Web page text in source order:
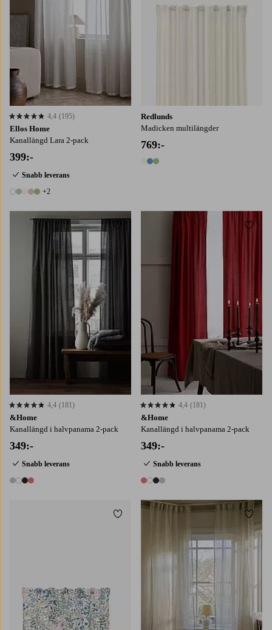
Ellos Home
Kanallängd Lara 2-pack
399:-
Snabb leverans
7 färger
+2
4,4 baserat på 195 st betyg
4,4 (195)
Redlunds
Madicken multilängder
769:-
3 färger
&Home
Kanallängd i halvpanama 2-pack
349:-
Snabb leverans
4 färger
4,4 baserat på 181 st betyg
4,4 (181)
Lägg till i favoriter
&Home
Kanallängd i halvpanama 2-pack
349:-
Snabb leverans
4 färger
4,4 baserat på 181 st betyg
4,4 (181)
Lägg till i favoriter